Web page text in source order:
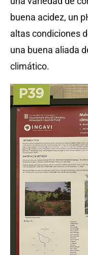
buena acidez, un
altas condiciones
una buena aliada
climático.